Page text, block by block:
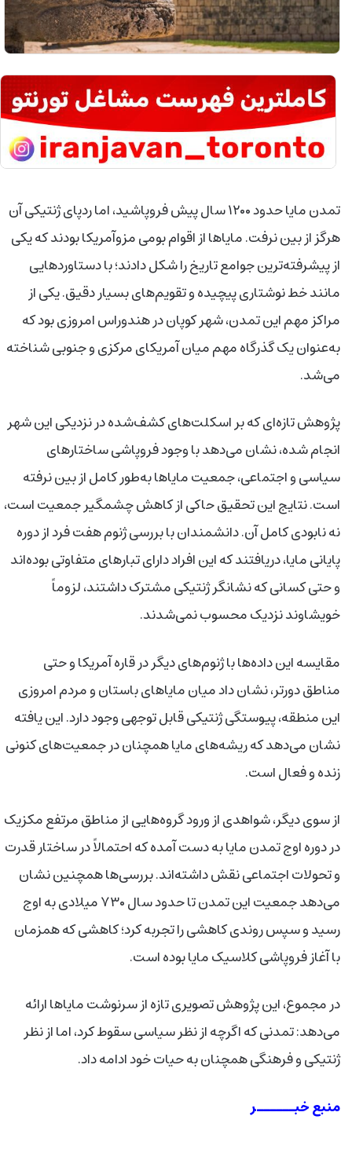
تمدن مایا حدود ۱۲۰۰ سال پیش فروپاشید، اما ردپای ژنتیکی آن
هرگز از بین نرفت. مایاها از اقوام بومی مزوآمریکا بودند که یکی
از پیشرفته‌ترین جوامع تاریخ را شکل دادند؛ با دستاوردهایی
مانند خط نوشتاری پیچیده و تقویم‌های بسیار دقیق. یکی از
مراکز مهم این تمدن، شهر کوپان در هندوراس امروزی بود که
به‌عنوان یک گذرگاه مهم میان آمریکای مرکزی و جنوبی شناخته
می‌شد.
پژوهش تازه‌ای که بر اسکلت‌های کشف‌شده در نزدیکی این شهر
انجام شده، نشان می‌دهد با وجود فروپاشی ساختارهای
سیاسی و اجتماعی، جمعیت مایاها به‌طور کامل از بین نرفته
است. نتایج این تحقیق حاکی از کاهش چشمگیر جمعیت است،
نه نابودی کامل آن. دانشمندان با بررسی ژنوم هفت فرد از دوره
پایانی مایا، دریافتند که این افراد دارای تبارهای متفاوتی بوده‌اند
و حتی کسانی که نشانگر ژنتیکی مشترک داشتند، لزوماً
خویشاوند نزدیک محسوب نمی‌شدند.
مقایسه این داده‌ها با ژنوم‌های دیگر در قاره آمریکا و حتی
مناطق دورتر، نشان داد میان مایاهای باستان و مردم امروزی
این منطقه، پیوستگی ژنتیکی قابل توجهی وجود دارد. این یافته
نشان می‌دهد که ریشه‌های مایا همچنان در جمعیت‌های کنونی
زنده و فعال است.
از سوی دیگر، شواهدی از ورود گروه‌هایی از مناطق مرتفع مکزیک
در دوره اوج تمدن مایا به دست آمده که احتمالاً در ساختار قدرت
و تحولات اجتماعی نقش داشته‌اند. بررسی‌ها همچنین نشان
می‌دهد جمعیت این تمدن تا حدود سال ۷۳۰ میلادی به اوج
رسید و سپس روندی کاهشی را تجربه کرد؛ کاهشی که همزمان
با آغاز فروپاشی کلاسیک مایا بوده است.
در مجموع، این پژوهش تصویری تازه از سرنوشت مایاها ارائه
می‌دهد: تمدنی که اگرچه از نظر سیاسی سقوط کرد، اما از نظر
ژنتیکی و فرهنگی همچنان به حیات خود ادامه داد.
منبع خبــــــر